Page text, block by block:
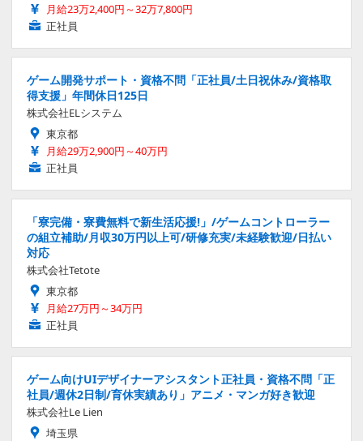
月給23万2,400円～32万7,800円
正社員
ゲーム開発サポート・資格不問「正社員/土日祝休み/資格取
得支援」年間休日125日
株式会社ELシステム
東京都
月給29万2,900円～40万円
正社員
「寮完備・寮費無料で新生活応援!」/ゲームコントローラー
の組立補助/月収30万円以上可/研修充実/未経験歓迎/日払い
対応
株式会社Tetote
東京都
月給27万円～34万円
正社員
ゲーム向けUIデザイナーアシスタント正社員・資格不問「正
社員/週休2日制/育休実績あり」アニメ・マンガ好き歓迎
株式会社Le Lien
埼玉県